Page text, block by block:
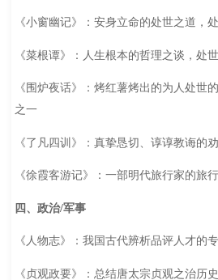
《小窗幽记》：安身立命的处世之道，
《菜根谭》：人生根本的哲理之谈，处
《围炉夜话》：烤红薯烤出的为人处世
之一
《了凡四训》：真挚恳切、谆谆教诲的
《徐霞客游记》：一部明代旅行家的旅
四、政治/军事
《人物志》：我国古代辨析品评人才的
《贞观政要》：总结唐太宗贞观之治历